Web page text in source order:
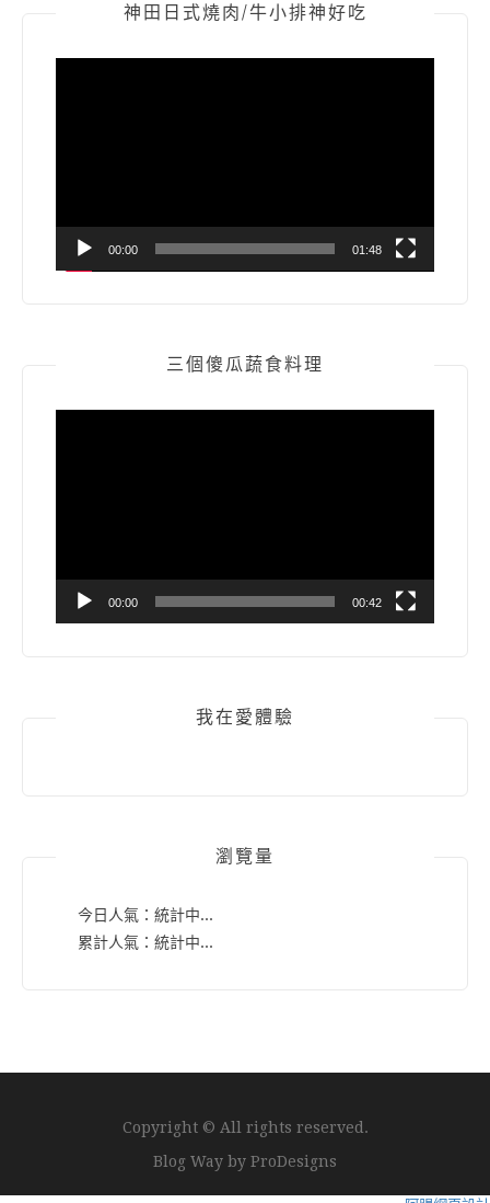
神田日式燒肉/牛小排神好吃
00:00 01:48
三個傻瓜蔬食料理
00:00 00:42
我在愛體驗
瀏覽量
今日人氣： 統計中...
累計人氣： 統計中...
Copyright © All rights reserved.
Blog Way by ProDesigns